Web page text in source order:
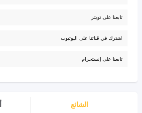
تابعنا على تويتر
اشترك في قناتنا على اليوتيوب
تابعنا على إنستجرام
الشائع